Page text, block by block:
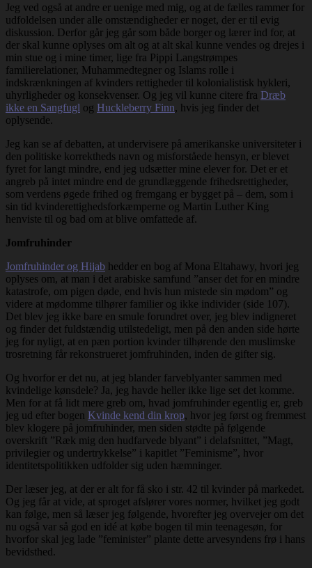
Jeg ved også at andre er uenige med mig, og at de fælles rammer for
udfoldelsen under alle omstændigheder er noget, der er til evig
diskussion. Derfor går jeg går som både borger og lærer ind for, at
der skal kunne oplyses om alt og at alt skal kunne vendes og drejes i
min stue og i mine timer, lige fra Pippi Langstrømpes
familierelationer, Muhammedtegner og Islams rolle i
indskrænkningen af kvinders rettigheder til kolonialistisk hykleri,
uhyrligheder og konsekvenser. Og jeg vil kunne citere fra Dræb
ikke en Sangfugl og Huckleberry Finn, hvis jeg finder det
oplysende.
Jeg kan se af debatten, at undervisere på amerikanske universiteter i
den politiske korrektheds navn og misforståede hensyn, er blevet
fyret for langt mindre, end jeg udsætter mine elever for. Det er et
angreb på intet mindre end de grundlæggende frihedsrettigheder,
som verdens øgede frihed og fremgang er bygget på – dem, som i
sin tid kvinderettighedsforkæmperne og Martin Luther King
henviste til og bad om at blive omfattede af.
Jomfruhinder
Jomfruhinder og Hijab hedder en bog af Mona Eltahawy, hvori jeg
oplyses om, at man i det arabiske samfund ”anser det for en mindre
katastrofe, om pigen døde, end hvis hun mistede sin mødom” og
videre at mødomme tilhører familier og ikke individer (side 107).
Det blev jeg ikke bare en smule forundret over, jeg blev indigneret
og finder det fuldstændig utilstedeligt, men på den anden side hørte
jeg for nyligt, at en pæn portion kvinder tilhørende den muslimske
trosretning får rekonstrueret jomfruhinden, inden de gifter sig.
Og hvorfor er det nu, at jeg blander farveblyanter sammen med
kvindelige kønsdele? Ja, jeg havde heller ikke lige set det komme.
Men for at få lidt mere greb om, hvad jomfruhinder egentlig er, greb
jeg ud efter bogen Kvinde kend din krop, hvor jeg først og fremmest
blev klogere på jomfruhinder, men siden stødte på følgende
overskrift ”Ræk mig den hudfarvede blyant” i delafsnittet, ”Magt,
privilegier og undertrykkelse” i kapitlet ”Feminisme”, hvor
identitetspolitikken udfolder sig uden hæmninger.
Der læser jeg, at der er alt for få sko i str. 42 til kvinder på markedet.
Og jeg får at vide, at sproget afslører vores normer, hvilket jeg godt
kan følge, men så læser jeg følgende, hvorefter jeg overvejer om det
nu også var så god en idé at købe bogen til min teenagesøn, for
hvorfor skal jeg lade ”feminister” plante dette arvesyndens frø i hans
bevidsthed.